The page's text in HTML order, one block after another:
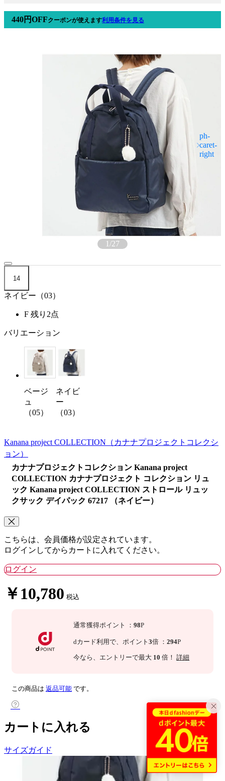
440円OFFクーポンが使えます利用条件を見る
1/27
14
ネイビー（03）
F 残り2点
バリエーション
ベージ
ュ
（05）
ネイビ
ー
（03）
Kanana project COLLECTION （カナナプロジェクトコレクシ
ョン）
カナナプロジェクトコレクション Kanana project
COLLECTION カナナプロジェクト コレクション リュ
ック Kanana project COLLECTION ストロール リュッ
クサック デイパック 67217 （ネイビー）
こちらは、会員価格が設定されています。
ログインしてからカートに入れてください。
ログイン
￥10,780 税込
通常獲得ポイント ：98P
dカード利用で、ポイント3倍 ：294P
今なら 、エントリーで最大 10 倍！詳細
この商品は 返品可能 です。
カートに入れる
サイズガイド